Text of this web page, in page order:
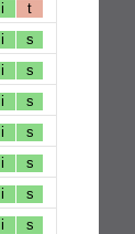
i t
i s
i s
i s
i s
i s
i s
i s